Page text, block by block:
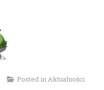
Posted inAktualności